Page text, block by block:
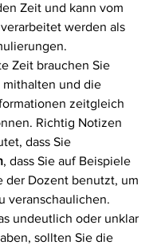
Zeit und kann vom
werden als
Zeit brauchen Sie
mithalten und die
zeitgleich
Richtig Notizen
dass Sie
, dass Sie auf Beispiele
der Dozent benutzt, um
veranschaulichen.
undeutlich oder unklar
sollten Sie die